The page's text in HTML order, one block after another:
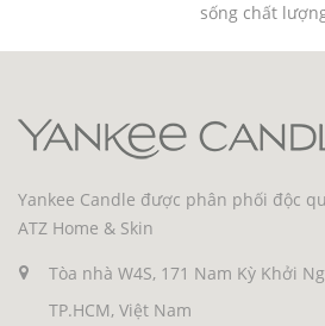
sống chất
Yankee Candle được phân phối độc
ATZ Home & Skin
Tòa nhà W4S, 171 Nam Kỳ Khởi
TP.HCM, Việt Nam